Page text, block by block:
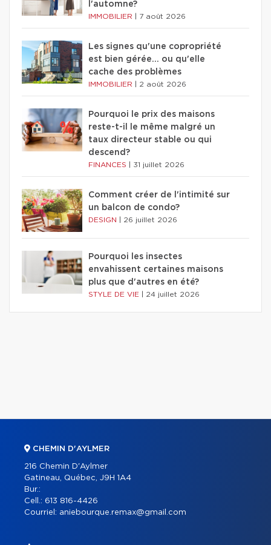
l'automne?
IMMOBILIER 7 août 2026
Les signes qu'une copropriété
est bien gérée… ou qu'elle
cache des problèmes
IMMOBILIER 2 août 2026
Pourquoi le prix des maisons
reste-t-il le même malgré un
taux directeur stable ou qui
descend?
FINANCES 31 juillet 2026
Comment créer de l'intimité sur
un balcon de condo?
DESIGN 26 juillet 2026
Pourquoi les insectes
envahissent certaines maisons
plus que d'autres en été?
STYLE DE VIE 24 juillet 2026
CHEMIN D'AYLMER
216 Chemin D'Aylmer
Gatineau, Québec, J9H 1A4
Bur.:
Cell.: 613 816-4426
Courriel: aniebourque.remax@gmail.com